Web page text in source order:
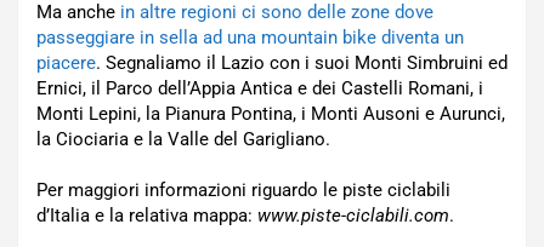
Ma anche in altre regioni ci sono delle zone dove
passeggiare in sella ad una mountain bike diventa un
piacere. Segnaliamo il Lazio con i suoi Monti Simbruini ed
Ernici, il Parco dell’Appia Antica e dei Castelli Romani, i
Monti Lepini, la Pianura Pontina, i Monti Ausoni e Aurunci,
la Ciociaria e la Valle del Garigliano.
Per maggiori informazioni riguardo le piste ciclabili
d’Italia e la relativa mappa: www.piste-ciclabili.com.